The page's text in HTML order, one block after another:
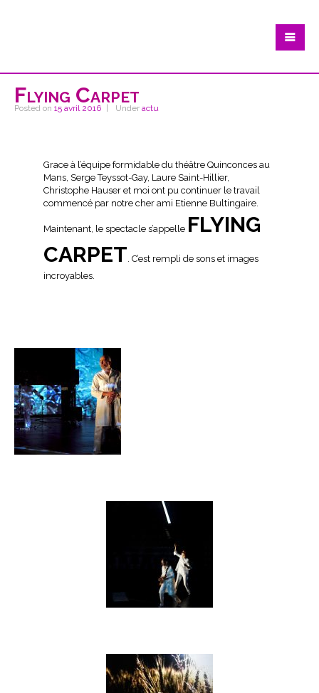
Flying Carpet
Posted on 15 avril 2016 Under actu
Grace à l’équipe formidable du théâtre Quinconces au
Mans, Serge Teyssot-Gay, Laure Saint-Hillier,
Christophe Hauser et moi ont pu continuer le travail
commencé par notre cher ami Etienne Bultingaire.
Maintenant, le spectacle s’appelle FLYING
CARPET. C’est rempli de sons et images
incroyables.